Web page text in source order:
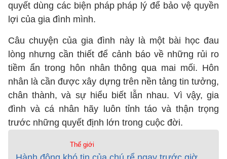
quyết dùng các biện pháp pháp lý để bảo vệ quyền
lợi của gia đình mình.
Câu chuyện của gia đình này là một bài học đau
lòng nhưng cần thiết để cảnh báo về những rủi ro
tiềm ẩn trong hôn nhân thông qua mai mối. Hôn
nhân là cần được xây dựng trên nền tảng tin tưởng,
chân thành, và sự hiểu biết lẫn nhau. Vì vậy, gia
đình và cá nhân hãy luôn tỉnh táo và thận trọng
trước những quyết định lớn trong cuộc đời.
Thế giới